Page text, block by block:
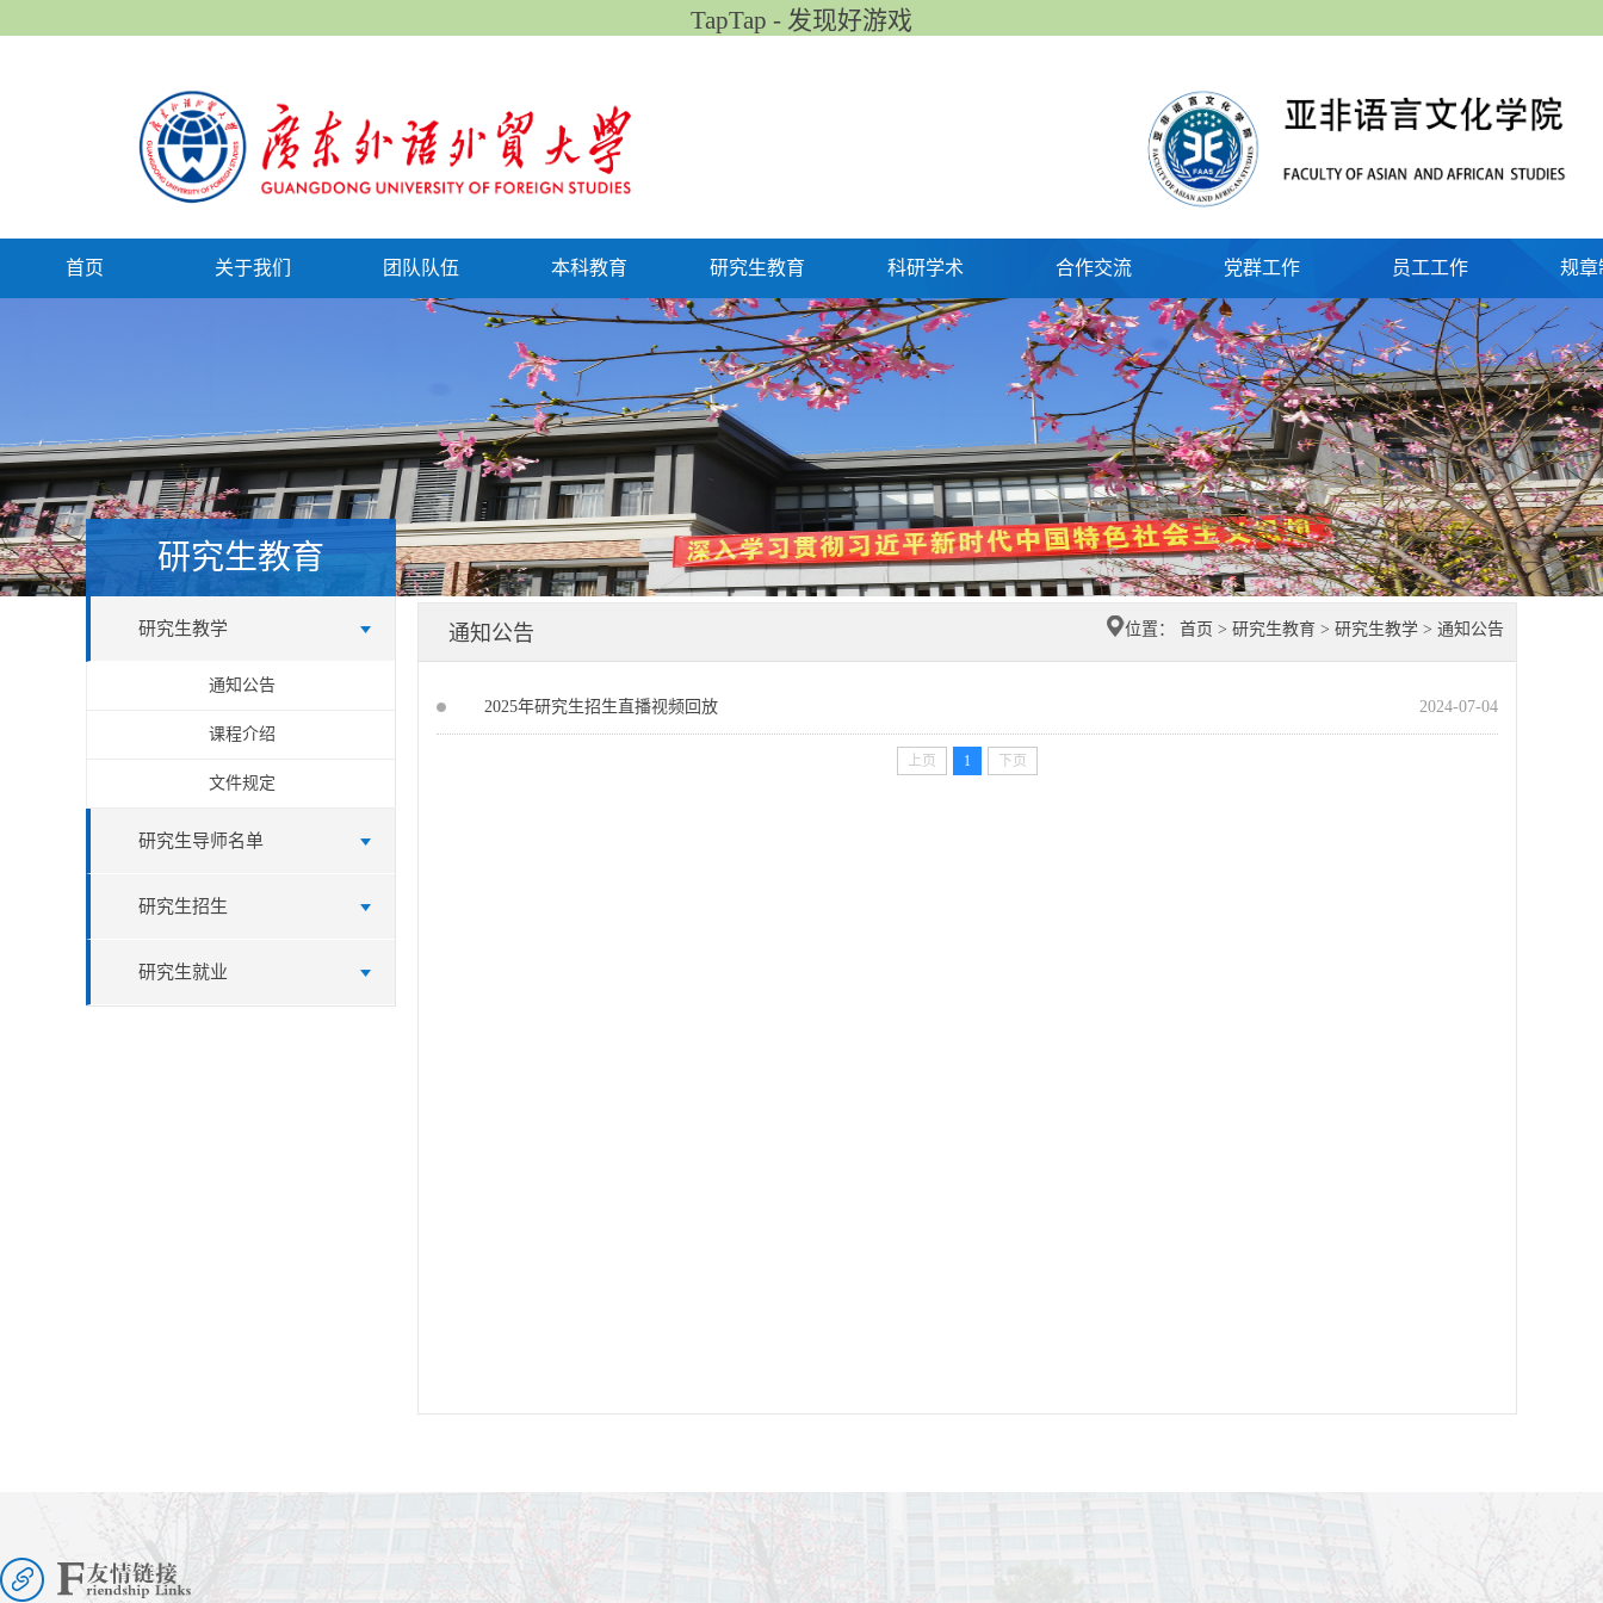
TapTap - 发现好游戏
首页 关于我们 团队队伍 本科教育 研究生教育 科研学术 合作交流 党群工作 员工工作 规章
研究生教育
研究生教学
通知公告
课程介绍
文件规定
研究生导师名单
研究生招生
研究生就业
通知公告 位置： 首页 > 研究生教育 > 研究生教学 > 通知公告
​2025年研究生招生直播视频回放 2024-07-04
上页 1 下页